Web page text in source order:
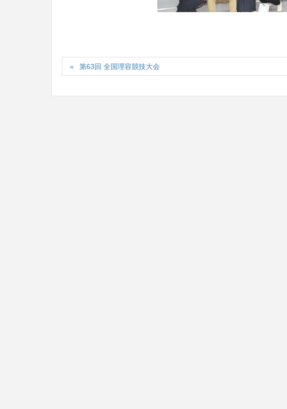
第63回 全国理容競技大会